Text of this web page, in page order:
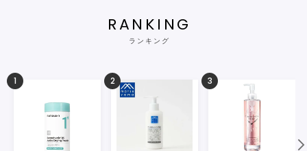
RANKING
ランキング
1 2 3